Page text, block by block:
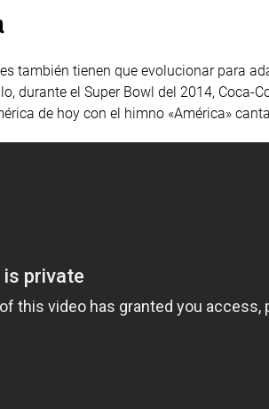
también tienen que evolucionar para
durante el Super Bowl del 2014,
de hoy con el himno «América»